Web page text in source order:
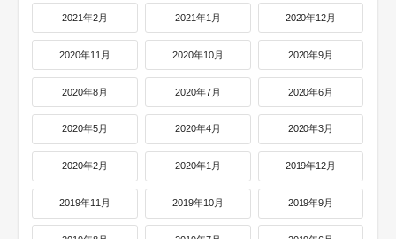
2021年2月 2021年1月 2020年12月
2020年11月 2020年10月 2020年9月
2020年8月 2020年7月 2020年6月
2020年5月 2020年4月 2020年3月
2020年2月 2020年1月 2019年12月
2019年11月 2019年10月 2019年9月